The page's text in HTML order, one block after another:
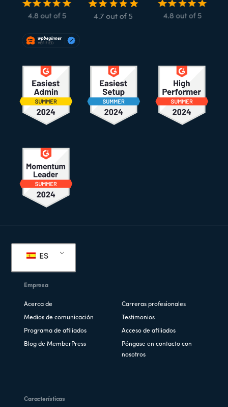
de
ES
Empresa
Acerca de Carreras profesionales
Medios de comunicación Testimonios
Programa de afiliados Acceso de afiliados
Blog de MemberPress
Póngase en contacto con
nosotros
Características